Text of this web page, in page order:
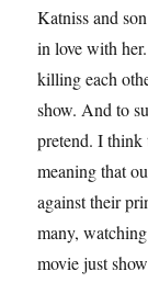
Katniss and
in love with
killing each
show. And to
pretend. I think
meaning that
against their
many,
movie just